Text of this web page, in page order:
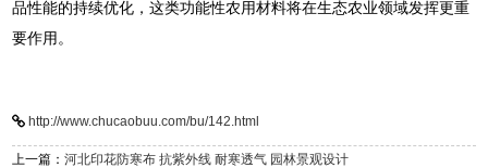
品性能的持续优化，这类功能性农用材料将在生态农业领域发挥更重
要作用。
http://www.chucaobuu.com/bu/142.html
上一篇：河北印花防寒布 抗紫外线 耐寒透气 园林景观设计